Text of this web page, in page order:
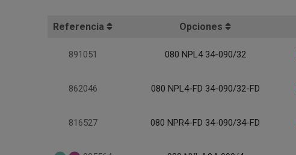
Referencia Opciones
891051 080 NPL4 34-090/32
862046 080 NPL4-FD 34-090/32-FD
816527 080 NPR4-FD 34-090/34-FD